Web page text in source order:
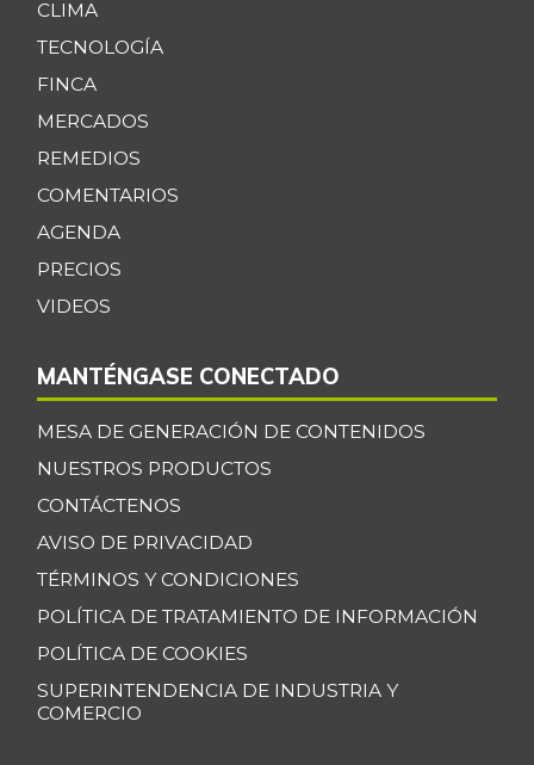
CLIMA
TECNOLOGÍA
FINCA
MERCADOS
REMEDIOS
COMENTARIOS
AGENDA
PRECIOS
VIDEOS
MANTÉNGASE CONECTADO
MESA DE GENERACIÓN DE CONTENIDOS
NUESTROS PRODUCTOS
CONTÁCTENOS
AVISO DE PRIVACIDAD
TÉRMINOS Y CONDICIONES
POLÍTICA DE TRATAMIENTO DE INFORMACIÓN
POLÍTICA DE COOKIES
SUPERINTENDENCIA DE INDUSTRIA Y
COMERCIO